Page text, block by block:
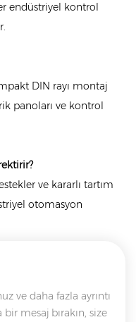
endüstriyel kontrol
DIN rayı montaj
panoları ve kontrol
ve kararlı tartım
otomasyon
ve daha fazla ayrıntı
mesaj bırakın, size